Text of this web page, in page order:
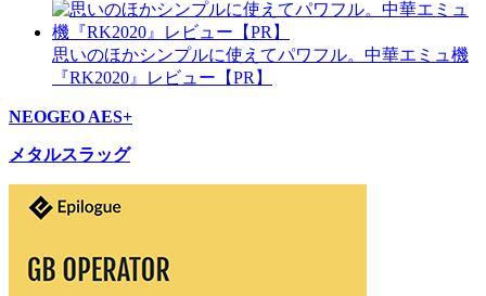
思いのほかシンプルに使えてパワフル。中華エミュ機
『RK2020』レビュー【PR】
NEOGEO AES+
メタルスラッグ